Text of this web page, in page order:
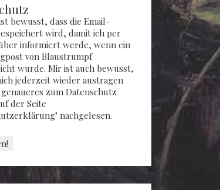
bewusst, dass die Email-
wird, damit ich per
informiert werde, wenn ein
von Blaustrumpf
wurde. Mir ist auch bewusst,
jederzeit wieder austragen
zum Datenschutz
der Seite
nachgelesen.